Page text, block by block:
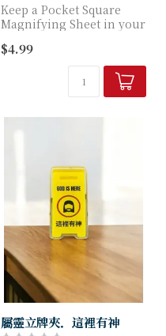
Keep a Pocket Square
Magnifying Sheet in your
moment's n...
$4.99
屬靈立牌夾．這裡有神